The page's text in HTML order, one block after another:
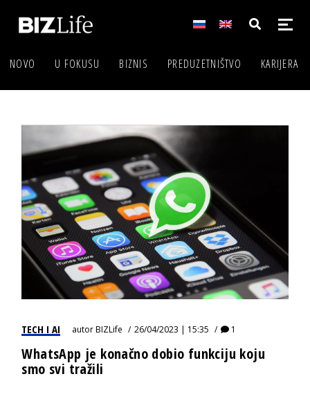
NOVO U FOKUSU BIZNIS PREDUZETNIŠTVO KARIJERA
TECH I AI autorBIZLife 26/04/2023 | 15:35 1
WhatsApp je konačno dobio funkciju koju
smo svi tražili